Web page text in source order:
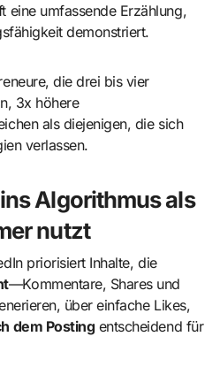
eine umfassende Erzählung,
demonstriert.
die drei bis vier
3x höhere
als diejenigen, die sich
verlassen.
Algorithmus als
nutzt
priorisiert Inhalte, die
—Kommentare, Shares und
über einfache Likes,
dem Postingentscheidend für